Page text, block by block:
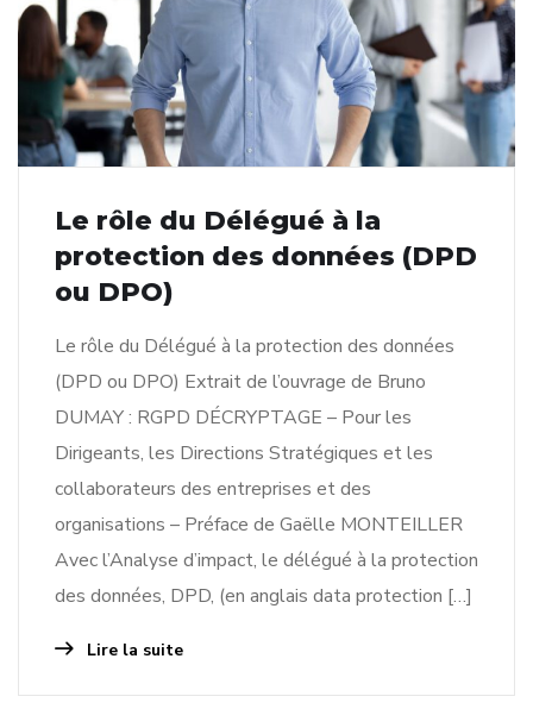
Le rôle du Délégué à la
protection des données (DPD
ou DPO)
Le rôle du Délégué à la protection des données
(DPD ou DPO) Extrait de l’ouvrage de Bruno
DUMAY : RGPD DÉCRYPTAGE – Pour les
Dirigeants, les Directions Stratégiques et les
collaborateurs des entreprises et des
organisations – Préface de Gaëlle MONTEILLER
Avec l’Analyse d’impact, le délégué à la protection
des données, DPD, (en anglais data protection […]
Lire la suite